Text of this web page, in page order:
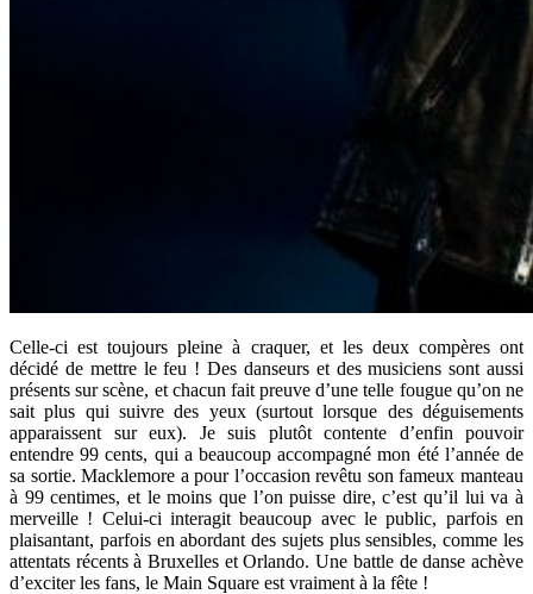
Celle-ci est toujours pleine à craquer, et les deux compères ont
décidé de mettre le feu ! Des danseurs et des musiciens sont aussi
présents sur scène, et chacun fait preuve d’une telle fougue qu’on ne
sait plus qui suivre des yeux (surtout lorsque des déguisements
apparaissent sur eux). Je suis plutôt contente d’enfin pouvoir
entendre 99 cents, qui a beaucoup accompagné mon été l’année de
sa sortie. Macklemore a pour l’occasion revêtu son fameux manteau
à 99 centimes, et le moins que l’on puisse dire, c’est qu’il lui va à
merveille ! Celui-ci interagit beaucoup avec le public, parfois en
plaisantant, parfois en abordant des sujets plus sensibles, comme les
attentats récents à Bruxelles et Orlando. Une battle de danse achève
d’exciter les fans, le Main Square est vraiment à la fête !